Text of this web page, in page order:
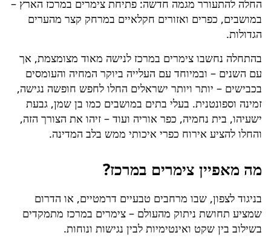
החלה להתעורר מגמה חדשה: פתיחת צימרים במרכז הארץ –
במושבים, כפרים ואזורים חקלאיים במרחק קצר מהערים
הגדולות.
בהתחלה נחשבו צימרים במרכז לנישה מאוד מצומצמת, אך
עם השנים – ובמיוחד עם העלייה ביוקר המחיה והעומסים
בכבישים – יותר ויותר ישראלים החלו לחפש חופשה נגישה,
זמינה וספונטנית. בעלי בתים במושבים כמו בן שמן, גבעת
ישעיהו, בית נחמיה, כפר אוריה ועוד – זיהו את הצורך הזה,
והחלו להציע אירוח כפרי איכותי ממש בלב המדינה.
מה מאפיין צימרים במרכז?
בניגוד לצפון, שבו מרחבים טבעיים דרמטיים, או הדרום
שמציע תחושת ניתוק מהעולם – צימרים במרכז מתמקדים
בשילוב בין שקט ואינטימיות לבין נגישות ונוחות.